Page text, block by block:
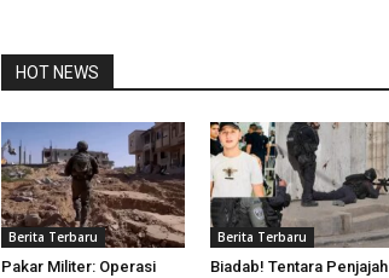
HOT NEWS
Berita Terbaru
Pakar Militer: Operasi
Berita Terbaru
Biadab! Tentara Penjajah